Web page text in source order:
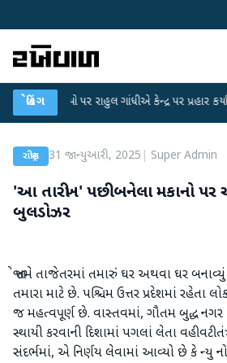
બ્રેકિંગ
પર રાહુલ ગાંધીએ કેન્દ્ર પર પ્રહાર કર્યા ●
રાષ્ટ્રીય 31 જાન્યુઆરી, 2025 Super Admin
'આ તારીખ' પછી બનેલા મકાનો પર
બુલડોઝર
જો તમે તાજેતરમાં તમારું ઘર અથવા ઘર
તમારા માટે છે. પશ્ચિમ ઉત્તર પ્રદેશમાં રહેતા
જ મહત્વપૂર્ણ છે. વાસ્તવમાં, ગૌતમ બુદ્ધ નગર
સ્થાયી કરવાની દિશામાં પગલાં લેતા
સંદર્ભમાં, એ નિર્ણય લેવામાં આવ્યો છે કે ન્યુ